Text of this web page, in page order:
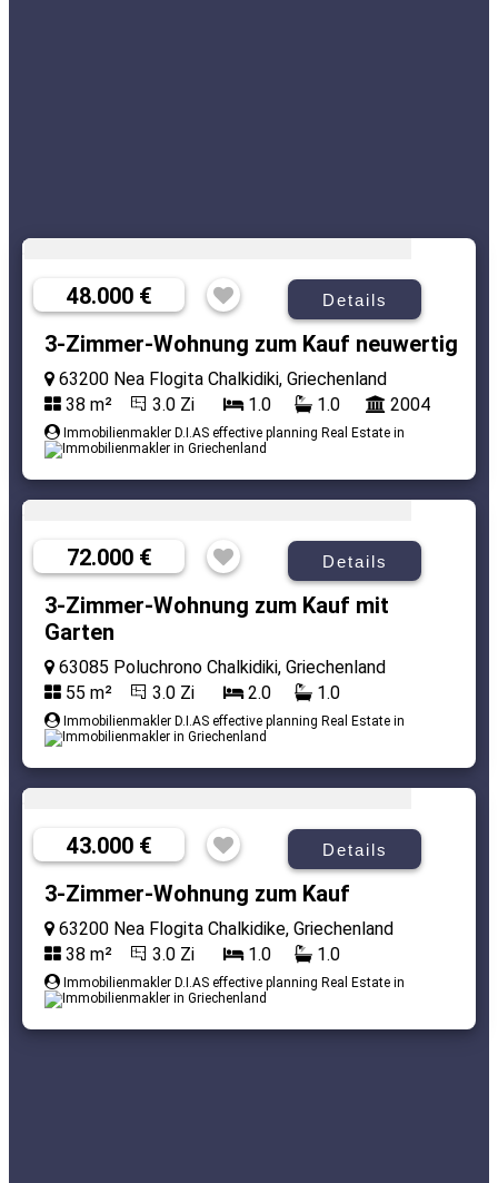
48.000 € Details
3-Zimmer-Wohnung zum Kauf neuwertig
63200 Nea Flogita Chalkidiki, Griechenland
38 m²
3.0 Zi 1.0 1.0 2004
Immobilienmakler D.I.AS effective planning Real Estate in
72.000 € Details
3-Zimmer-Wohnung zum Kauf mit
Garten
63085 Poluchrono Chalkidiki, Griechenland
55 m²
3.0 Zi 2.0 1.0
Immobilienmakler D.I.AS effective planning Real Estate in
43.000 € Details
3-Zimmer-Wohnung zum Kauf
63200 Nea Flogita Chalkidike, Griechenland
38 m²
3.0 Zi 1.0 1.0
Immobilienmakler D.I.AS effective planning Real Estate in